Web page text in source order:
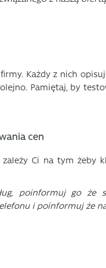
Każdy z nich
Pamiętaj, by
cen
Ci na tym żeby
poinformuj go że
i poinformuj że